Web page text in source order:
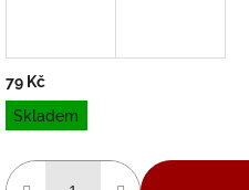
79 Kč
Měrná
cena:
Skladem